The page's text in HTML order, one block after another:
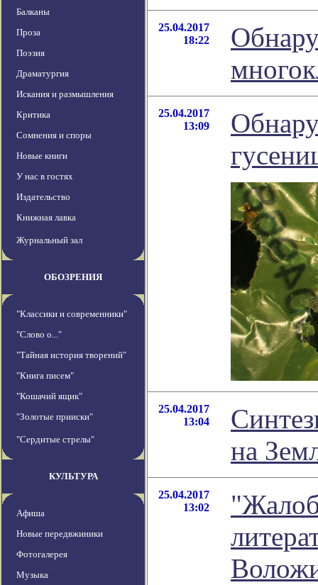
Балканы
Проза
Поэзия
Драматургия
Искания и размышления
Критика
Сомнения и споры
Новые книги
У нас в гостях
Издательство
Книжная лавка
Журнальный зал
ОБОЗРЕНИЯ
"Классики и современники"
"Слово о..."
"Тайная история творений"
"Книга писем"
"Кошачий ящик"
"Золотые прииски"
"Сердитые стрелы"
КУЛЬТУРА
Афиша
Новые передвжиники
Фотогалерея
Музыка
25.04.2017
18:22
25.04.2017
13:09
25.04.2017
13:04
на
25.04.2017
13:02